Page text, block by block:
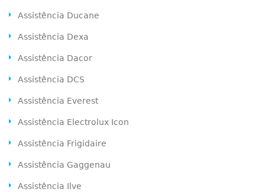
Assistência Ducane
Assistência Dexa
Assistência Dacor
Assistência DCS
Assistência Everest
Assistência Electrolux Icon
Assistência Frigidaire
Assistência Gaggenau
Assistência Ilve